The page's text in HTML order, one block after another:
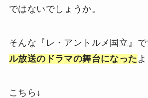
ではないでしょうか。
そんな『レ・アントルメ国立』で
ル放送のドラマの舞台になった
こちら↓